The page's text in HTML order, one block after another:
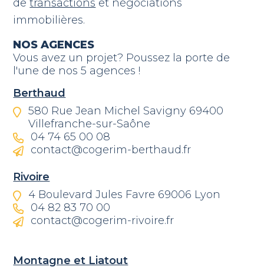
detransactions et négociations
immobilières.
NOS AGENCES
Vous avez un projet? Poussez la porte de
l'une de nos 5 agences !
Berthaud
580 Rue Jean Michel Savigny 69400
Villefranche-sur-Saône
04 74 65 00 08
contact@cogerim-berthaud.fr
Rivoire
4 Boulevard Jules Favre 69006 Lyon
04 82 83 70 00
contact@cogerim-rivoire.fr
Montagne et Liatout